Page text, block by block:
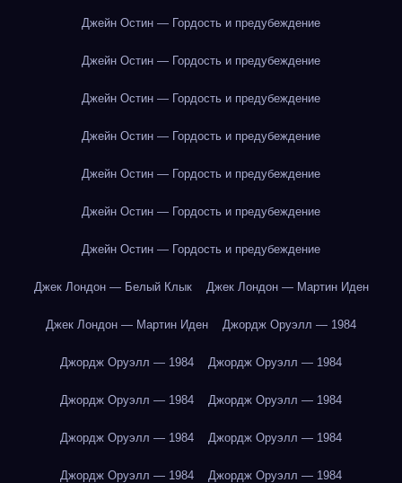
Джейн Остин — Гордость и предубеждение
Джейн Остин — Гордость и предубеждение
Джейн Остин — Гордость и предубеждение
Джейн Остин — Гордость и предубеждение
Джейн Остин — Гордость и предубеждение
Джейн Остин — Гордость и предубеждение
Джейн Остин — Гордость и предубеждение
Джек Лондон — Белый Клык Джек Лондон — Мартин Иден
Джек Лондон — Мартин Иден Джордж Оруэлл — 1984
Джордж Оруэлл — 1984 Джордж Оруэлл — 1984
Джордж Оруэлл — 1984 Джордж Оруэлл — 1984
Джордж Оруэлл — 1984 Джордж Оруэлл — 1984
Джордж Оруэлл — 1984 Джордж Оруэлл — 1984